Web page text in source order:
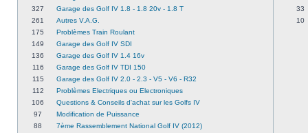
327
Garage des Golf IV 1.8 - 1.8 20v - 1.8 T
261
Autres V.A.G.
175
Problèmes Train Roulant
149
Garage des Golf IV SDI
136
Garage des Golf IV 1.4 16v
116
Garage des Golf IV TDI 150
115
Garage des Golf IV 2.0 - 2.3 - V5 - V6 - R32
112
Problèmes Electriques ou Electroniques
106
Questions & Conseils d'achat sur les Golfs IV
97
Modification de Puissance
88
7ème Rassemblement National Golf IV (2012)
33
10